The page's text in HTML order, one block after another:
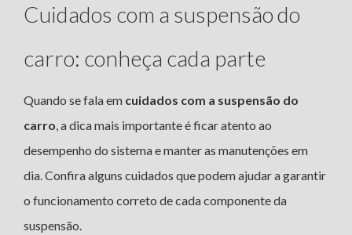
Cuidados com a suspensão do
carro: conheça cada parte
Quando se fala em cuidados com a suspensão do
carro, a dica mais importante é ficar atento ao
desempenho do sistema e manter as manutenções em
dia. Confira alguns cuidados que podem ajudar a garantir
o funcionamento correto de cada componente da
suspensão.